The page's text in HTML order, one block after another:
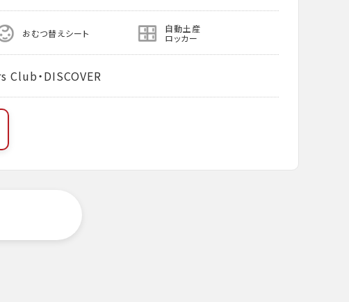
おむつ替えシート 自動土産
ロッカー
Club・DISCOVER